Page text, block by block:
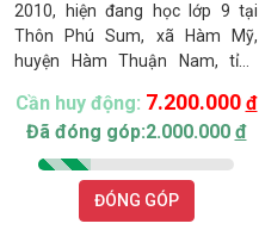
2010, hiện đang học lớp 9 tại
Thôn Phú Sum, xã Hàm Mỹ,
huyện Hàm Thuận Nam, tỉnh
trong gia đình có bốn anh chị
em, sống cùng cha mẹ và bà nội
đã 86 tuổi trong một ngôi nhà
cấp 4 đã xuống cấp. Gia đình em
đang gặp rất nhiều khó khăn về
Cần huy động: 7.200.000 đ
Đã đóng góp:2.000.000 đ
ĐÓNG GÓP